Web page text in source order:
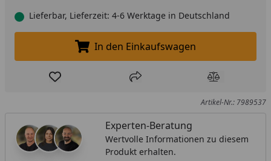
Lieferbar, Lieferzeit: 4-6 Werktage in Deutschland
In den Einkaufswagen legen
In den Einkaufswagen
Produkt zur Wunschliste hinzufügen
Teilen Produkt
Artikel-Nr.: 7989537
Experten-Beratung
Wertvolle Informationen zu diesem
Produkt erhalten.